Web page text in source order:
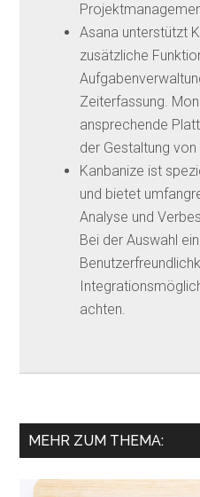
Asana unterstützt
zusätzliche
Zeiterfassung.
ansprechende
der Gestaltung
Kanbanize ist
und bietet
Analyse und
Bei der Auswahl
achten.
MEHR ZUM THEMA: